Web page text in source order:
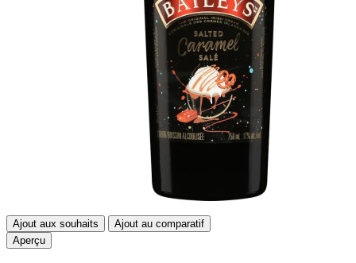
Ajout aux souhaits
Ajout au comparatif
Aperçu